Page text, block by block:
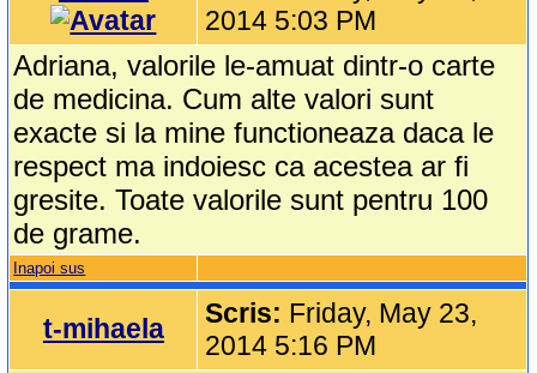
2014 5:03 PM
Adriana, valorile le-amuat dintr-o carte
de medicina. Cum alte valori sunt
exacte si la mine functioneaza daca le
respect ma indoiesc ca acestea ar fi
gresite. Toate valorile sunt pentru 100
de grame.
Inapoi sus
t-mihaela Scris: Friday, May 23,
2014 5:16 PM